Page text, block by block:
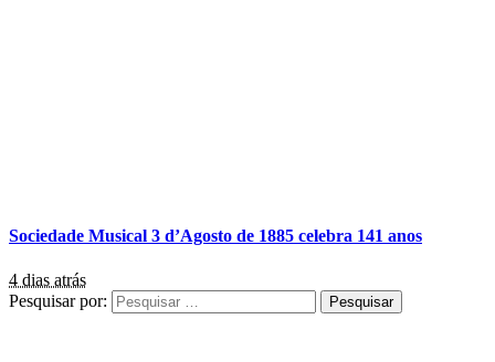
Sociedade Musical 3 d’Agosto de 1885 celebra 141 anos
4 dias atrás
Pesquisar por: